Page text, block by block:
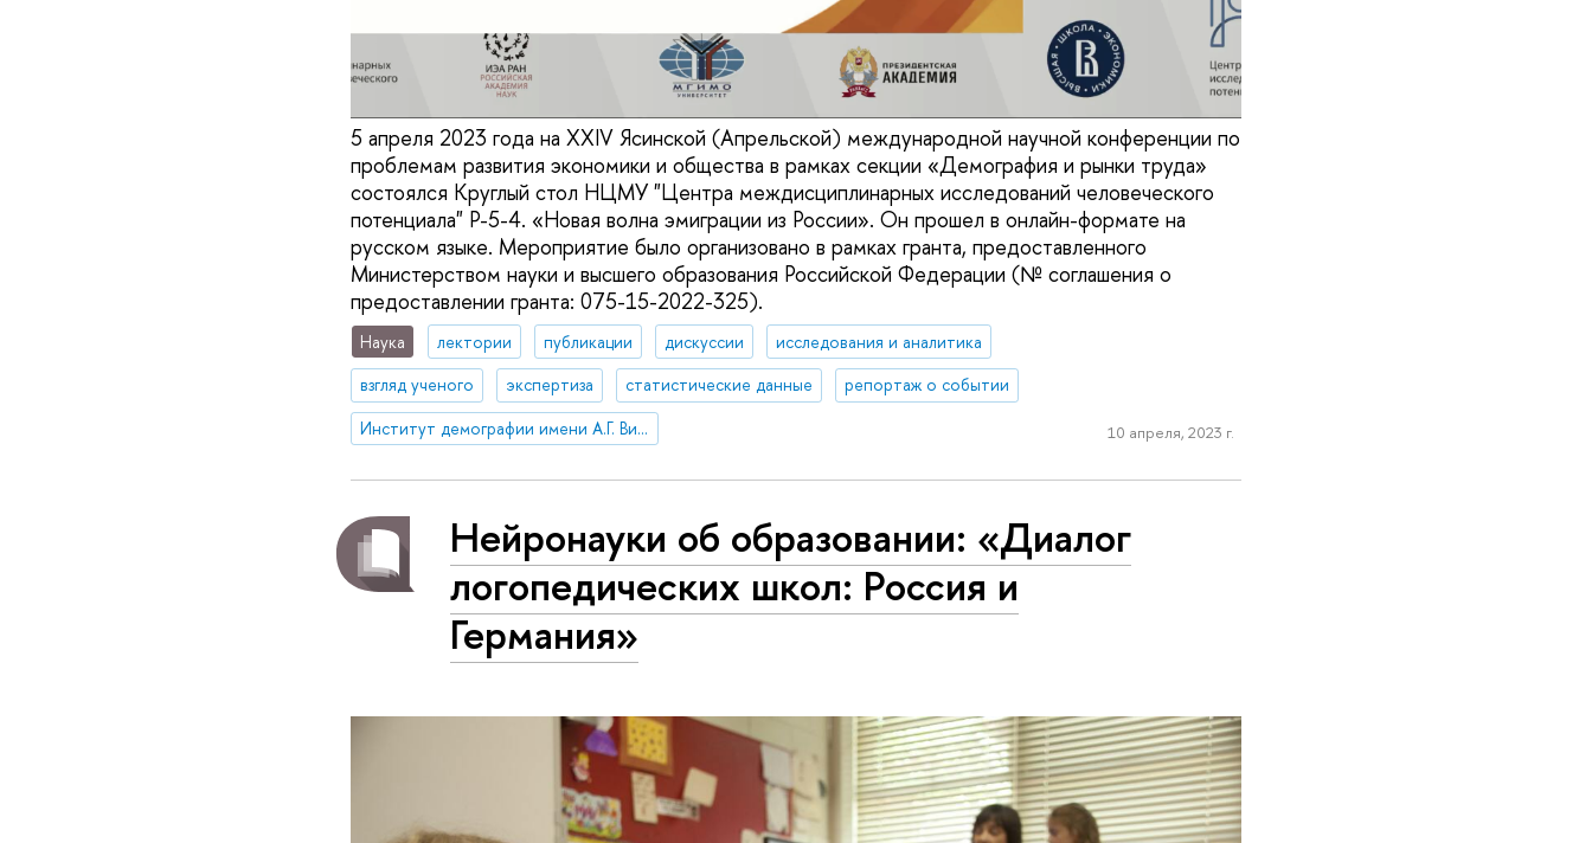
5 апреля 2023 года на XXIV Ясинской (Апрельской) международной научной конференции по
проблемам развития экономики и общества в рамках секции «Демография и рынки труда»
состоялся Круглый стол НЦМУ "Центра междисциплинарных исследований человеческого
потенциала" P-5-4. «Новая волна эмиграции из России». Он прошел в онлайн-формате на
русском языке. Мероприятие было организовано в рамках гранта, предоставленного
Министерством науки и высшего образования Российской Федерации (№ соглашения о
предоставлении гранта: 075-15-2022-325).
Наука лектории публикации дискуссии
исследования и аналитика
взгляд ученого
экспертиза статистические данные
репортаж о событии
Институт демографии имени А.Г. Вишневского
10 апреля, 2023 г.
Нейронауки об образовании: «Диалог
логопедических школ: Россия и
Германия»